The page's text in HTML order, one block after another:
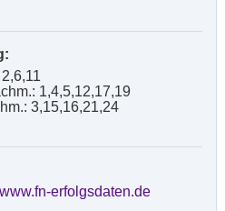
1,4,5,12,17,19
3,15,16,21,24
erfolgsdaten.de